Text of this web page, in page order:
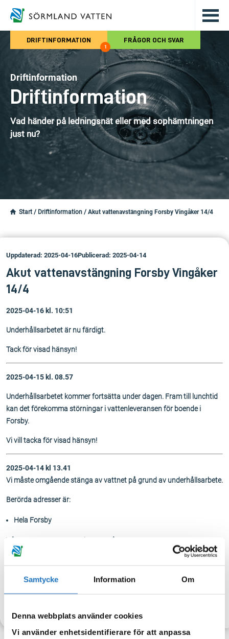
Samtycke Information Om
Denna webbplats använder cookies
Vi använder enhetsidentifierare för att anpassa
Hoppa till det huvudsakliga
DRIFTINFORMATION
1
FRÅGOR OCH SVAR
Driftinformation
Driftinformation
Vad händer på ledningsnät eller med sophämtningen
just nu?
Start / Driftinformation / Akut vattenavstängning Forsby Vingåker 14/4
Uppdaterad: 2025-04-16Publicerad: 2025-04-14
Akut vattenavstängning Forsby Vingåker
14/4
2025-04-16 kl. 10:51
Underhållsarbetet är nu färdigt.
Tack för visad hänsyn!
2025-04-15 kl. 08.57
Underhållsarbetet kommer fortsätta under dagen. Fram till lunchtid
kan det förekomma störningar i vattenleveransen för boende i
Forsby.
Vi vill tacka för visad hänsyn!
2025-04-14 kl 13.41
Vi måste omgående stänga av vattnet på grund av underhållsarbete.
Berörda adresser är:
Hela Forsby
Vår prognos när vattnet kommer åter är: 16:00
När vattnet släpps på igen kan det vara missfärgat – spola då i